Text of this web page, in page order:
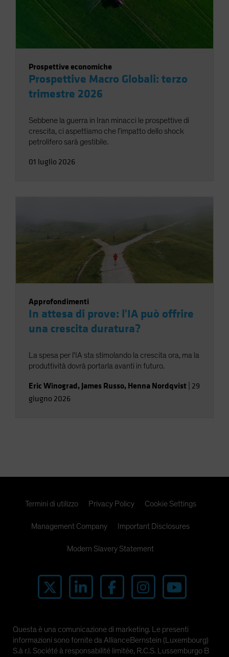
Prospettive economiche
Prospettive Macro Globali: terzo
trimestre 2026
Sebbene la guerra in Iran minacci le prospettive di
crescita, ci aspettiamo che l'impatto dello shock
petrolifero sarà gestibile.
01 luglio 2026
Approfondimenti
In attesa di prove: l'IA può offrire
una crescita duratura?
La spesa per l'IA sta stimolando la crescita ora, ma la
produttività dovrà portarla avanti in futuro.
Eric Winograd, James Russo, Henna Nordqvist 29
giugno 2026
Termini di utilizzo Privacy Policy Cookie Settings
Management Company Important Disclosures
Modern Slavery Statement
Questa è una comunicazione di marketing. Le presenti
informazioni sono fornite da AllianceBernstein (Luxembourg)
S.à r.l. Société à responsabilité limitée, R.C.S. Lussemburgo B